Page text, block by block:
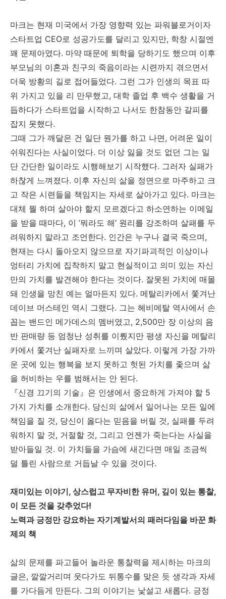
마크는 현재 미국에서 가장 영향력 있는 파워블로거이자
스타트업 CEO로 성공가도를 달리고 있지만, 학창 시절엔
꽤 문제아였다. 마약 때문에 퇴학을 당하기도 했으며 이후
부모님의 이혼과 친구의 죽음이라는 시련까지 겪으면서
더욱 방황의 길로 접어들었다. 그런 그가 인생의 목표 따
위 가지고 있을 리 만무했고, 대학 졸업 후 백수 생활을 거
듭하다가 스타트업을 시작하고 나서도 한참동안 갈피를
잡지 못했다.
그때 그가 깨달은 건 일단 뭔가를 하고 나면, 어려운 일이
쉬워진다는 사실이었다. 더 이상 잃을 것도 없던 그는 일
단 간단한 일이라도 시행해보기 시작했다. 그러자 실패가
하찮게 느껴졌다. 이후 자신의 삶을 정면으로 마주하고 크
고 작은 시련들을 책임지는 자세로 살아가고 있다. 마크는
대체 뭘 하며 살아야 할지 모르겠다고 하소연하는 이메일
을 받을 때마다, 이 ‘뭐라도 해’ 원리를 강조하며 살패를 두
려워하지 말라고 조언한다. 인간은 누구나 결국 죽으며,
현재는 다시 돌아오지 않으므로 자기파괴적인 이상이나
엉터리 가치에 집착하지 말고 현실적이고 의미 있는 자신
만의 가치를 발견해야 한다는 것이다. 잘못된 가치에 매몰
돼 인생을 망친 예는 얼마든지 있다. 메탈리카에서 쫓겨난
데이브 머스테인 역시 그랬다. 그는 헤비메탈 역사에서 손
꼽는 밴드인 메가데스의 멤버였고, 2,500만 장 이상의 음
반 판매량 등 엄청난 성취를 이뤘지만 평생 자신을 메탈리
카에서 쫓겨난 실패자로 느끼며 살았다. 이렇게 가장 가까
운 곳에 있는 행복을 보지 못하고 헛된 가치를 좇으며 삶
을 허비하는 우를 범해서는 안 된다.
『신경 끄기의 기술』은 인생에서 중요하게 가져야 할 5
가지 가치를 소개한다. 당신의 삶에서 일어나는 모든 일에
책임을 질 것, 당신이 옳다는 믿음을 버릴 것, 실패를 두려
워하지 말 것, 거절할 것, 그리고 언젠가 죽는다는 사실을
받아들일 것. 이 가치들을 가슴에 새긴다면 매일 조금씩
덜 틀린 사람으로 거듭날 수 있을 것이다.
재미있는 이야기, 상스럽고 무자비한 유머, 깊이 있는 통찰,
이 모든 것을 갖추었다!
노력과 긍정만 강요하는 자기계발서의 패러다임을 바꾼 화
제의 책
삶의 문제를 파고들어 놀라운 통찰력을 제시하는 마크의
글은, 깔깔거리며 웃다가도 뒤통수를 맞은 듯 생각과 자세
를 가다듬게 만든다. 그의 이야기는 낯설고 새롭다. 긍정